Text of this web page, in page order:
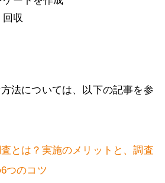
回収
法については、以下の記事を参
とは？実施のメリットと、調査
つのコツ